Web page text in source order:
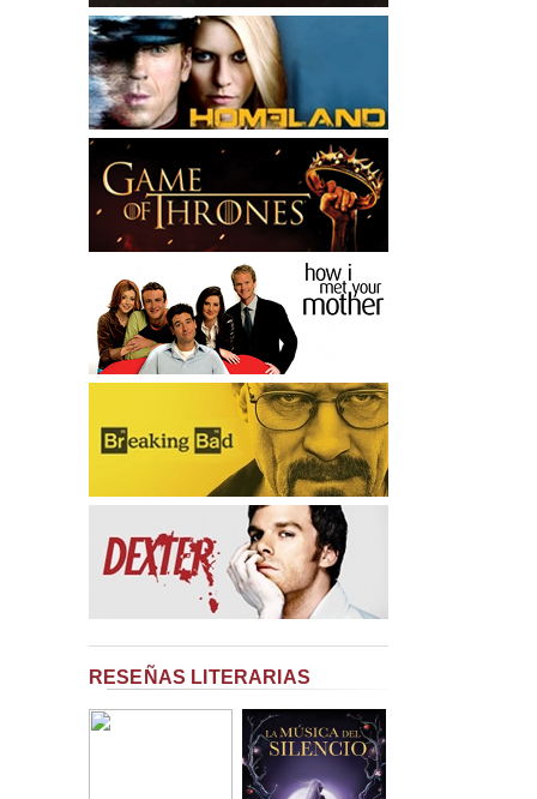
RESEÑAS LITERARIAS